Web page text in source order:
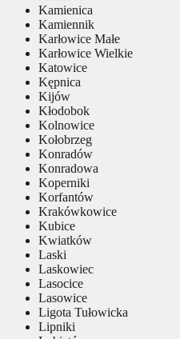
Kamienica
Kamiennik
Karłowice Małe
Karłowice Wielkie
Katowice
Kępnica
Kijów
Kłodobok
Kolnowice
Kołobrzeg
Konradów
Konradowa
Koperniki
Korfantów
Krakówkowice
Kubice
Kwiatków
Laski
Laskowiec
Lasocice
Lasowice
Ligota Tułowicka
Lipniki